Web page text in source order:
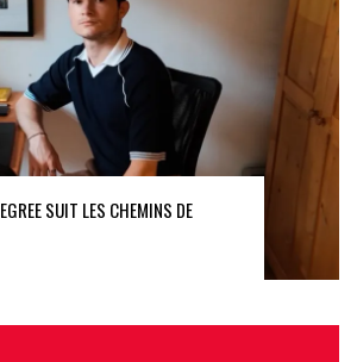
SUIT LES CHEMINS DE